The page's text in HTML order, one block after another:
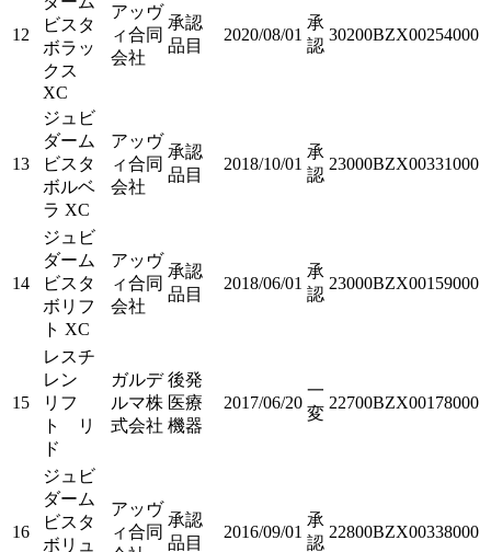
12
ビスタ
ボラッ
クス
XC
アッヴ
ィ合同
会社
承認
品目
2020/08/01
承
認
30200BZX00254000
13
ジュビ
ダーム
ビスタ
ボルベ
ラ XC
アッヴ
ィ合同
会社
承認
品目
2018/10/01
承
認
23000BZX00331000
14
ジュビ
ダーム
ビスタ
ボリフ
ト XC
アッヴ
ィ合同
会社
承認
品目
2018/06/01
承
認
23000BZX00159000
15
レスチ
レン
リフ
ト リ
ド
ガルデ
ルマ株
式会社
後発
医療
機器
2017/06/20
一
変
22700BZX00178000
16
ジュビ
ダーム
ビスタ
ボリュ
アッヴ
ィ合同
承認
品目
2016/09/01
承
認
22800BZX00338000